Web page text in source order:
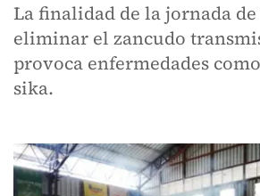
La finalidad de la jornada
eliminar el zancudo
provoca enfermedades
sika.